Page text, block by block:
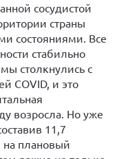
сосудистой
страны
состояниями. Все
стабильно
столкнулись с
COVID, и это
возросла. Но уже
11,7
плановый